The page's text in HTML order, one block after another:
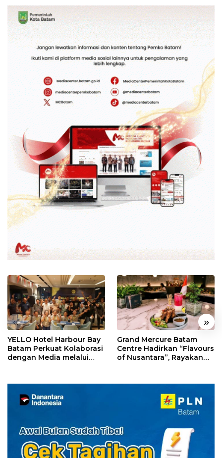
« »
YELLO Hotel Harbour Bay
Batam Perkuat Kolaborasi
dengan Media melalui
Grand Mercure Batam
Centre Hadirkan “Flavours
of Nusantara”, Rayakan